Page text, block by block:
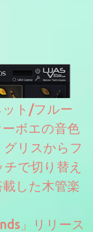
ット/フルー
ボエの音色
リスからフ
で切り替え
した木管楽
」リリース